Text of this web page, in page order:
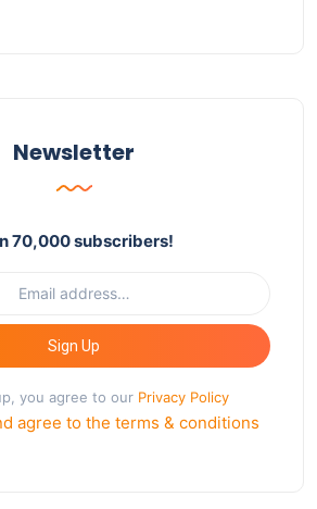
Newsletter
70,000 subscribers!
Sign Up
you agree to our Privacy Policy
agree to the terms & conditions